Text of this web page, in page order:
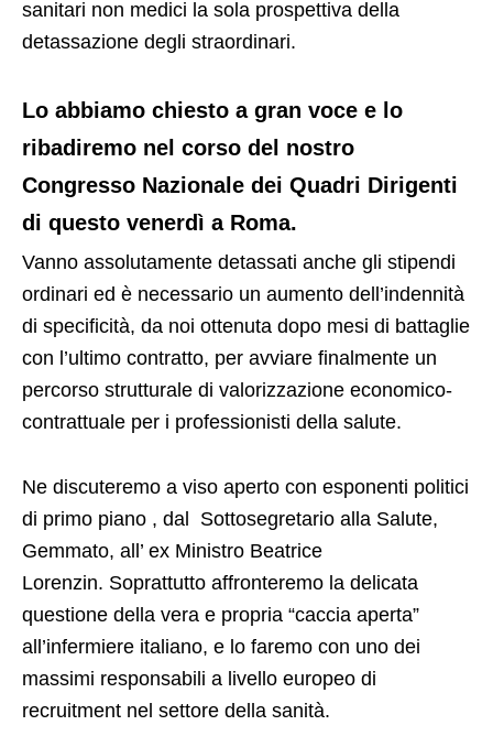
sanitari non medici la sola prospettiva della
detassazione degli straordinari.
Lo abbiamo chiesto a gran voce e lo
ribadiremo nel corso del nostro
Congresso Nazionale dei Quadri Dirigenti
di questo venerdì a Roma.
Vanno assolutamente detassati anche gli stipendi
ordinari ed è necessario un aumento dell’indennità
di specificità, da noi ottenuta dopo mesi di battaglie
con l’ultimo contratto, per avviare finalmente un
percorso strutturale di valorizzazione economico-
contrattuale per i professionisti della salute.
Ne discuteremo a viso aperto con esponenti politici
di primo piano , dal Sottosegretario alla Salute,
Gemmato, all’ ex Ministro Beatrice
Lorenzin. Soprattutto affronteremo la delicata
questione della vera e propria “caccia aperta”
all’infermiere italiano, e lo faremo con uno dei
massimi responsabili a livello europeo di
recruitment nel settore della sanità.